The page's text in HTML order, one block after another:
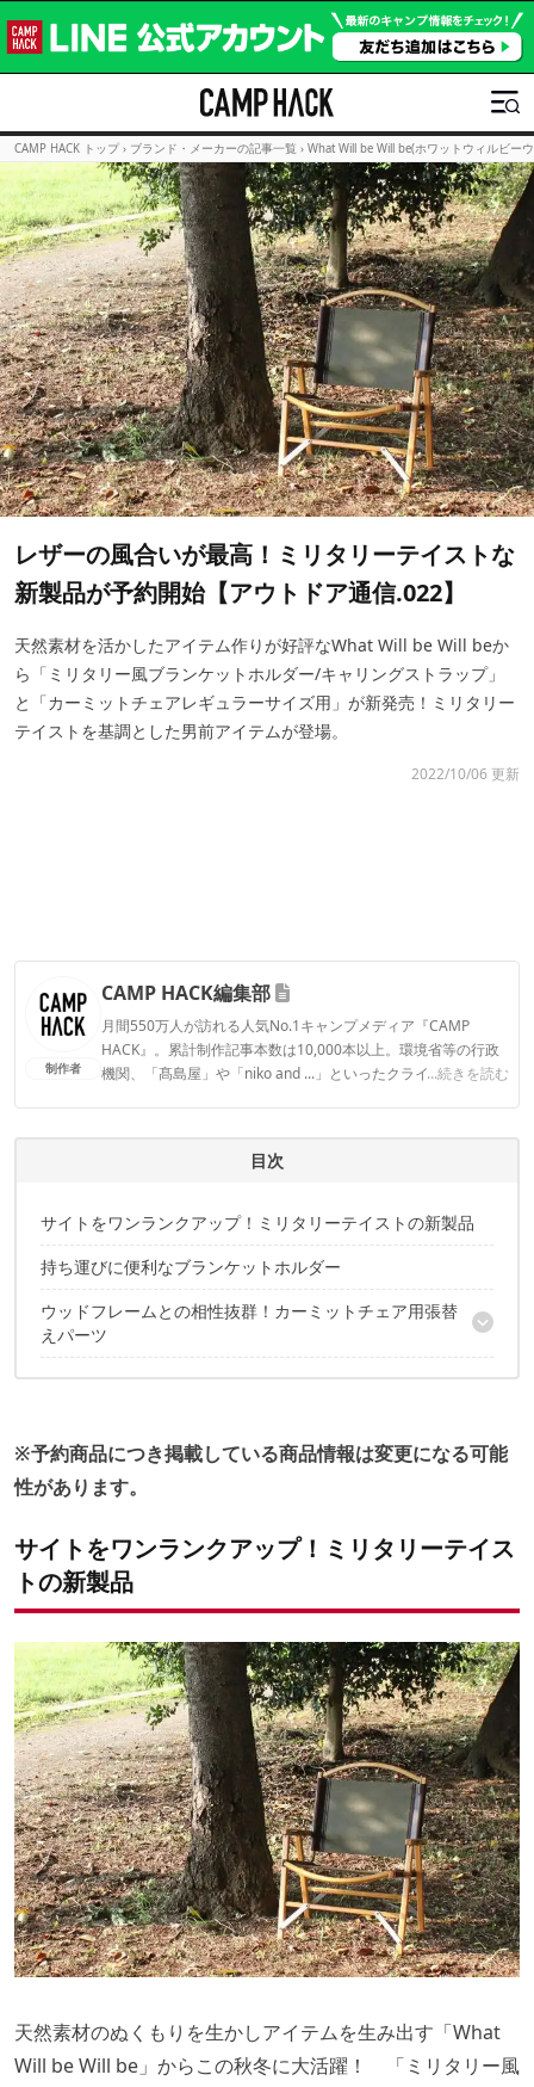
CAMP HACK トップ › ブランド・メーカーの記事一覧 › What Will be Will be(ホワットウィルビー
レザーの風合いが最高！ミリタリーテイストな
新製品が予約開始【アウトドア通信.022】
天然素材を活かしたアイテム作りが好評なWhat Will be Will beか
ら「ミリタリー風ブランケットホルダー/キャリングストラップ」
と「カーミットチェアレギュラーサイズ用」が新発売！ミリタリー
テイストを基調とした男前アイテムが登場。
2022/10/06 更新
制作者
CAMP HACK編集部
月間550万人が訪れる人気No.1キャンプメディア『CAMP
HACK』。累計制作記事本数は10,000本以上。環境省等の行政
機関、「髙島屋」や「niko and ...」といったクライアントとの
...続きを読む
CAMP HACK編集部のプロフィール
目次
サイトをワンランクアップ！ミリタリーテイストの新製品
持ち運びに便利なブランケットホルダー
ウッドフレームとの相性抜群！カーミットチェア用張替
えパーツ
※予約商品につき掲載している商品情報は変更になる可能
性があります。
サイトをワンランクアップ！ミリタリーテイス
トの新製品
天然素材のぬくもりを生かしアイテムを生み出す「What
Will be Will be」からこの秋冬に大活躍！ 「ミリタリー風